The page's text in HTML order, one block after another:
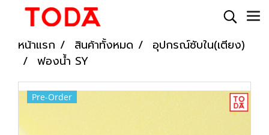
หน้าแรก สินค้าทั้งหมด
อุปกรณ์ซับใน(เตียง)
ฟองน้ำ SY
Pre-Order